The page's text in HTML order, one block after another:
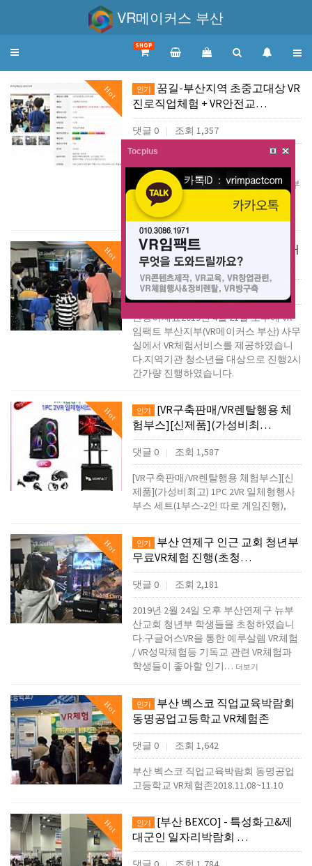
VR메이커스 부산
Toggle
SHOP
Hot 인기
꿈길-부산지역 초중고대상 VR
진로직업체험 + VR안전교…
댓글 0 조회 1,357
꿈길-부산지역 초중고대상 VR진로직업
체험 + VR안전교육 프로그램 운영공고
2019년 10월7일부터 VR임팩트 부산지부
에서 프로그램 운영하오니 초중고 선생
님들께서는 꿈길을 통해서 신…더보기
Hot 인기 VR임팩트 부산지부(VR메이커
스 부산) 지역기관 무료V…
댓글 0 | 조회 2,410
안녕하세요2019년 4월 21일 오후에 VR
임팩트 부산지부(VR메이커스 부산) 사무
실에서 VR체험서비스를 제공하였습니
다.지역기관 청소년을 대상으로 진행2시
간가량 진행하였습니다.
Hot 인기
[VR구축판매/VR렌탈행용 체
험부스][신제품](가성비최…
댓글 0 조회 1,587
[VR구축판매/VR렌탈행용 체험부스][신
제품](가성비최고) 1PC 2VR 일체형행사
부스 세트(1부스-2인 따로 게임진행),
Hot 인기
부산 연제구 인근 교회 청년부
무료VR체험 진행(초청…
댓글 0 조회 2,181
2019년 2월 24일 오후 부산연제구 뉴부
산교회 청년부 학생들을 초청하였습니
다.구글어스VR을 통한 예루살렘 VR체험
/ VR성막체험등 기독교 관련 VR체험과
학생들이 좋아할 인기… 더보기
Hot 인기
부산 벡스코 직업교육박람회
동명공업고등학교 VR체험존
댓글 0 조회 1,642
부산 벡스코 직업교육박람회 동명공업
고등학교 VR체험존2018.11.08~11.10
Hot 인기
[부산 BEXCO] - 특성화고&제
대군인 일자리박람회 …
Tocplus